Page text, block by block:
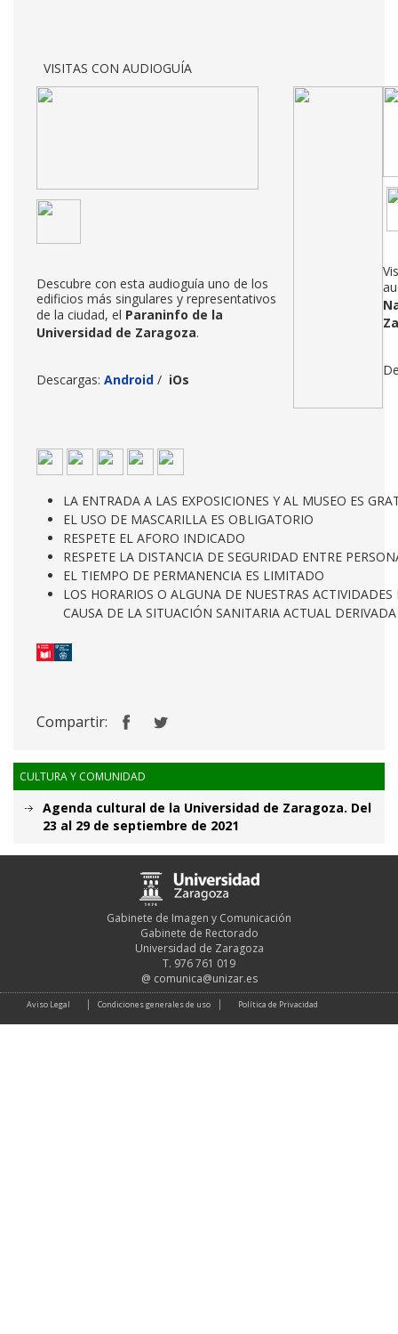
VISITAS CON AUDIOGUÍA
Descubre con esta audioguía uno de los
edificios más singulares y representativos
de la ciudad, el Paraninfo de la
Universidad de Zaragoza.
Descargas: Android / iOs
LA ENTRADA A LAS EXPOSICIONES Y AL MUSEO ES
EL USO DE MASCARILLA ES OBLIGATORIO
RESPETE EL AFORO INDICADO
RESPETE LA DISTANCIA DE SEGURIDAD ENTRE
EL TIEMPO DE PERMANENCIA ES LIMITADO
LOS HORARIOS O ALGUNA DE NUESTRAS
CAUSA DE LA SITUACIÓN SANITARIA ACTUAL
Compartir:
CULTURA Y COMUNIDAD
Agenda cultural de la Universidad de Zaragoza. Del
23 al 29 de septiembre de 2021
Gabinete de Imagen y Comunicación
Gabinete de Rectorado
Universidad de Zaragoza
T. 976 761 019
@ comunica@unizar.es
Aviso Legal Condiciones generales de uso Política de Privacidad